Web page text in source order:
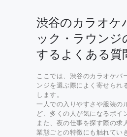
渋谷のカラオケ
ック・ラウンジ
するよくある質
ここでは、渋谷のカラオケバ
ンジを選ぶ際によく寄せられ
します。
一人での入りやすさや服装の
ど、多くの人が気になるポイ
また、夜の仕事を探す際の求
業態ごとの特徴にも触れてい